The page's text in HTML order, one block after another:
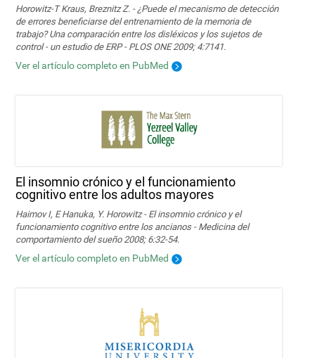
Horowitz-T Kraus, Breznitz Z. - ¿Puede el mecanismo de detección
de errores beneficiarse del entrenamiento de la memoria de
trabajo? Una comparación entre los disléxicos y los sujetos de
control - un estudio de ERP - PLOS ONE 2009; 4:7141.
Ver el artículo completo en PubMed
El insomnio crónico y el funcionamiento
cognitivo entre los adultos mayores
Haimov I, E Hanuka, Y. Horowitz - El insomnio crónico y el
funcionamiento cognitivo entre los ancianos - Medicina del
comportamiento del sueño 2008; 6:32-54.
Ver el artículo completo en PubMed